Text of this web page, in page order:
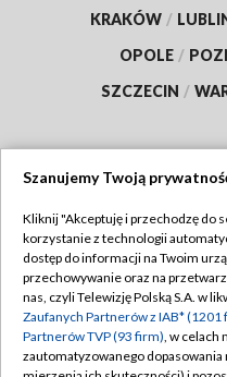
KRAKÓW /
OPOLE /
SZCZECIN /
Abonament TVP
Emisja w TVP
Centrum informacji TVP
Szanujemy Twoją
Kliknij "Akceptuję i przechodzę do
korzystanie z technologii
dostęp do informacji na Twoim
przechowywanie oraz na
nas, czyli Telewizję Polską S.A. w
Zaufanych Partnerów z IAB* (1201
Partnerów TVP (93 firm), w celach
zautomatyzowanego